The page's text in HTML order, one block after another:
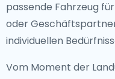
passende Fahrzeug
oder
individuellen
Vom Moment der